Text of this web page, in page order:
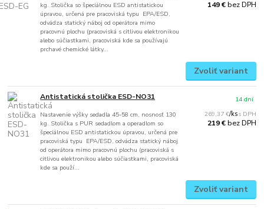
kg. Stolička so špeciálnou ESD antistatickou
úpravou, určená pre pracoviská typu EPA/ESD,
odvádza statický náboj od operátora mimo
pracovnú plochu (pracoviská s citlivou elektronikou
alebo súčiastkami, pracoviská kde sa používajú
prchavé chemické látky...
149 €bez DPH
Zvoliť variant
Antistatická stolička ESD-NO31
Nastavenie výšky sedadla 45-58 cm, nosnosť 130
kg. Stolička s PUR sedadlom a operadlom so
špeciálnou ESD antistatickou úpravou, určená pre
pracoviská typu EPA/ESD, odvádza statický náboj
od operátora mimo pracovnú plochu (pracoviská s
citlivou elektronikou alebo súčiastkami, pracoviská
kde sa použí...
269,37 €/ks
219 €bez DPH
14 dní
Zvoliť variant